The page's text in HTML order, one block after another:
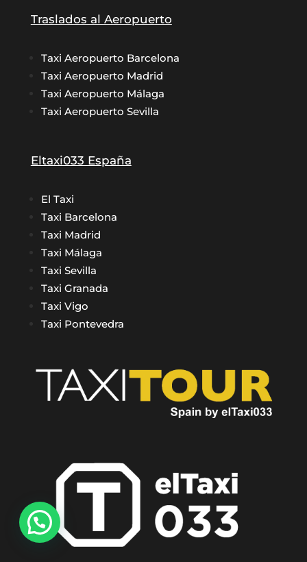
Traslados al Aeropuerto
Taxi Aeropuerto Barcelona
Taxi Aeropuerto Madrid
Taxi Aeropuerto Málaga
Taxi Aeropuerto Sevilla
Eltaxi033 España
El Taxi
Taxi Barcelona
Taxi Madrid
Taxi Málaga
Taxi Sevilla
Taxi Granada
Taxi Vigo
Taxi Pontevedra